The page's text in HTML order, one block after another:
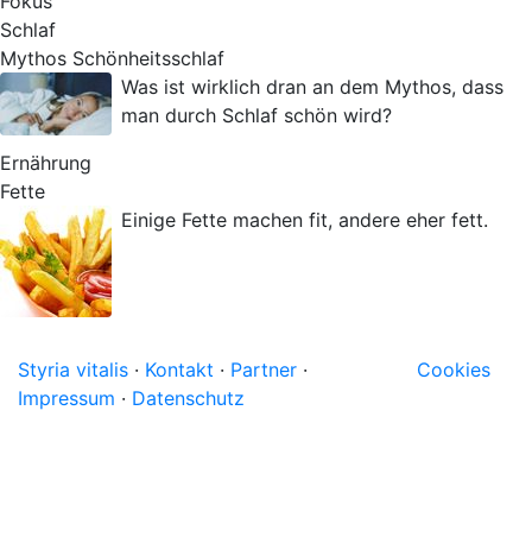
Schlaf
Mythos Schönheitsschlaf
Was ist wirklich dran an dem Mythos, dass
man durch Schlaf schön wird?
Ernährung
Fette
Einige Fette machen fit, andere eher fett.
Styria vitalis · Kontakt · Partner ·
Impressum · Datenschutz
Cookies